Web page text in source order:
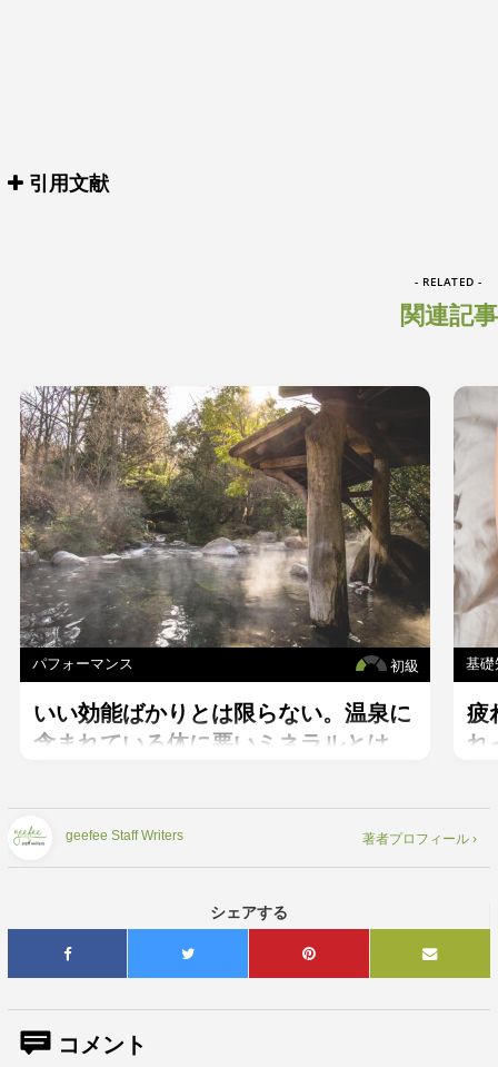
引用文献
- RELATED -
関連記事
初級
パフォーマンス
いい効能ばかりとは限らない。温泉に
含まれている体に悪いミネラルとは。
基礎
疲
れ
geefee Staff Writers 著者プロフィール ›
シェアする
コメント